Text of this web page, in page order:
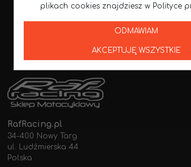
RafRacing.pl
34-400 Nowy Targ
ul. Ludźmierska 44
Polska
plikach cookies znajdziesz w Polityce
ODMAWIAM
AKCEPTUJĘ WSZYSTKIE